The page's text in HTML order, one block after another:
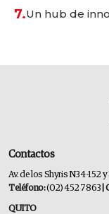
7.Un hub de
Contactos
Av. de los Shyris N34-152
Teléfono:(02) 452 7863 |
QUITO